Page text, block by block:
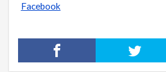
Facebook